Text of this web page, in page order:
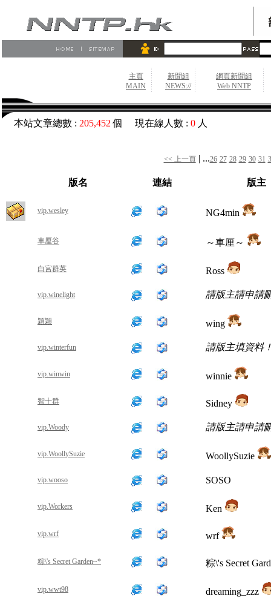
主頁
MAIN
新聞組
NEWS://
網頁新聞組
Web NNTP
本站文章總數 : 205,452 個 現在線人數 : 0 人
<< 上一頁| ...26 27 28 29 30 31
版名 連結 版主
vip.wesley NG4min
車厘谷 ～車厘～
白宮群英 Ross
vip.winelight 請版主請申請
穎穎 wing
vip.winterfun 請版主填資料
vip.winwin winnie
智十群 Sidney
vip.Woody 請版主請申請
vip.WoollySuzie WoollySuzie
vip.wooso SOSO
vip.Workers Ken
vip.wrf wrf
粽\'s Secret Garden~* 粽\'s Secret
vip.wwt98 dreaming_zzz